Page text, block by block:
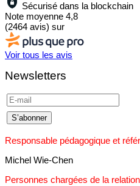
Sécurisé dans la blockchain
Note moyenne 4,8
(2464 avis) sur
Voir tous les avis
Newsletters
Responsable pédagogique et
Michel Wie-Chen
Personnes chargées de la